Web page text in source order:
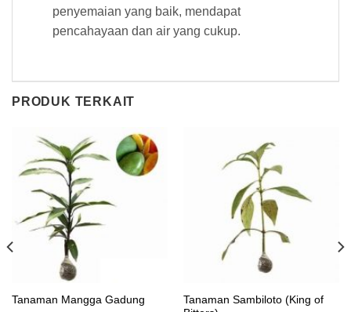
penyemaian yang baik, mendapat
pencahayaan dan air yang cukup.
PRODUK TERKAIT
Tanaman Mangga Gadung
Tanaman Sambiloto (King of